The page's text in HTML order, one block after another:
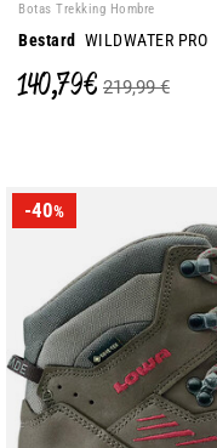
Botas Trekking Hombre
Bestard WILDWATER PRO
140,79 € 219,99 €
-40%